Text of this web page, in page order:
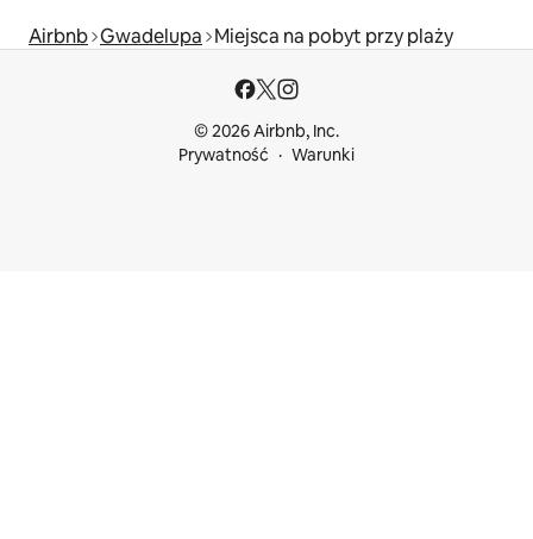
Airbnb Gwadelupa Miejsca na pobyt przy plaży
© 2026 Airbnb, Inc.
Prywatność
Warunki